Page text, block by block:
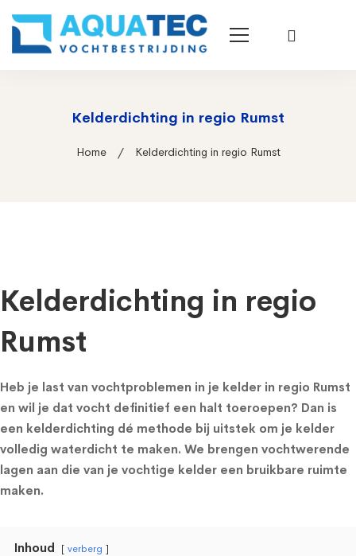
Kelderdichting in regio Rumst
Home Kelderdichting in regio Rumst
Kelderdichting in regio
Rumst
Heb je last van vochtproblemen in je kelder in regio Rumst
en wil je dat vocht definitief een halt toeroepen? Dan is
een kelderdichting dé methode bij uitstek om je kelder
volledig waterdicht te maken. We brengen vochtwerende
lagen aan die van je vochtige kelder een bruikbare ruimte
maken.
Inhoud verberg